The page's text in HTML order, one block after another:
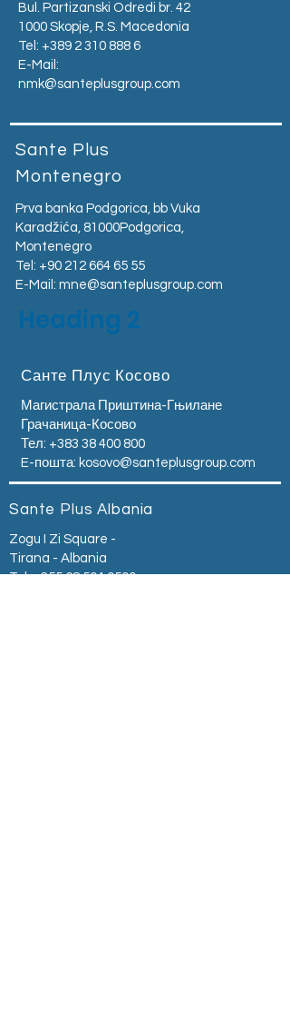
Bul. Partizanski Odredi br. 42
1000 Skopje, R.S. Macedonia
Tel: +389 2 310 888 6
E-Mail:
nmk@santeplusgroup.com
Sante Plus
Montenegro
Prva banka Podgorica, bb Vuka
Karadžića, 81000Podgorica,
Montenegro​
Tel: +90 212 664 65 55
E-Mail: mne@santeplusgroup.com
Heading 2
Санте Плус Косово
Магистрала Приштина-Гњилане
Грачаница-Косово
Тел: +383 38 400 800
E-пошта: kosovo@santeplusgroup.com
Sante Plus Albania
Zogu I Zi Square -
Tirana - Albania
Tel:+355 68 504 0500